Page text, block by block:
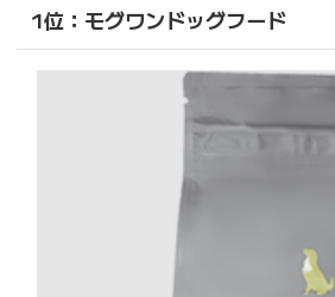
1位：モグワンドッグフード